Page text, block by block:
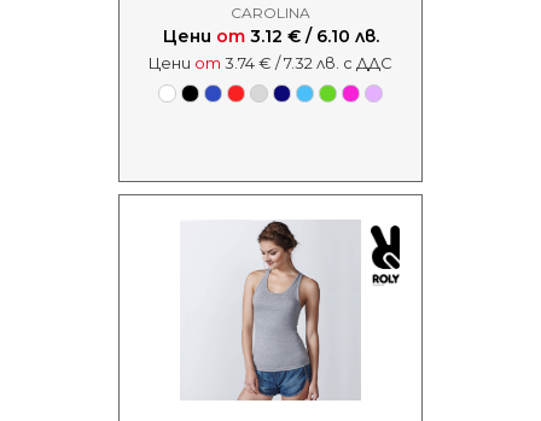
CAROLINA
Цени от3.12 € / 6.10 лв.
Цени от 3.74 € / 7.32 лв. с ДДС